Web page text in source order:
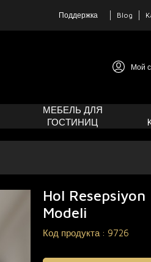
Поддержка Blog
Мой
МЕБЕЛЬ ДЛЯ
ГОСТИНИЦ
Hol Resepsiyon
Modeli
Код продукта : 9726